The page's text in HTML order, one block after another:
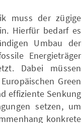
muss der zügige
Hierfür bedarf es
Umbau der
Energieträger
Dabei müssen
Green
effiziente Senkung
setzen, um
konkrete